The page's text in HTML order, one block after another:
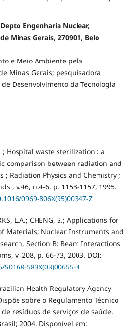
Engenharia Nuclear,
Minas Gerais, 270901, Belo
e Meio Ambiente pela
Minas Gerais; pesquisadora
Desenvolvimento da Tecnologia
; Hospital waste sterilization : a
comparison between radiation and
; Radiation Physics and Chemistry ;
; v.46, n.4-6, p. 1153-1157, 1995.
0969-806X(95)00347-Z
L.A.; CHENG, S.; Applications for
Materials; Nuclear Instruments and
Section B: Beam Interactions
v. 208, p. 66-73, 2003. DOI:
583X(03)00655-4
Health Regulatory Agency
sobre o Regulamento Técnico
resíduos de serviços de saúde.
2004. Disponível em: